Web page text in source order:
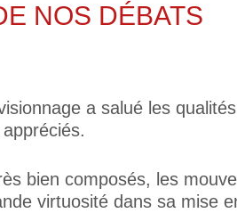
NOS DÉBATS
a salué les
bien composés, les
virtuosité dans sa mise